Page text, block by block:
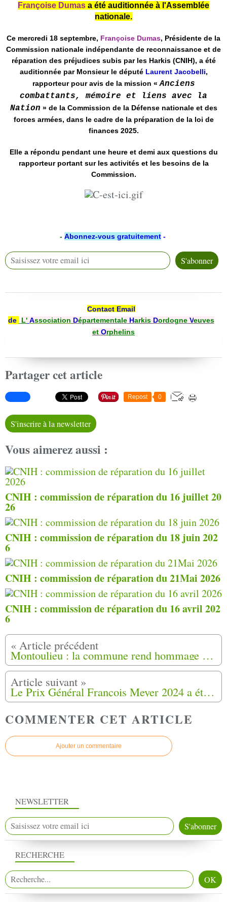
Françoise Dumas a été auditionnée à l'Assemblée
nationale.
Ce mercredi 18 septembre, Françoise Dumas, Présidente de la
Commission nationale indépendante de reconnaissance et de
réparation des préjudices subis par les Harkis (CNIH), a été
auditionnée par Monsieur le député Laurent Jacobelli,
rapporteur pour avis de la mission «Anciens
combattants, mémoire et liens avec la
Nation » de la Commission de la Défense nationale et des
forces armées, dans le cadre de la préparation de la loi de
finances 2025.
Elle a répondu pendant une heure et demi aux questions du
rapporteur portant sur les activités et les besoins de la
Commission.
- Abonnez-vous gratuitement -
Contact Email
de
L' Association DépartementaleHarkis DordogneVeuves
et Orphelins
Partager cet article
Repost 0
S'inscrire à la newsletter
Vous aimerez aussi :
CNIH : commission de réparation du 16 juillet 20
26
CNIH : commission de réparation du 18 juin 202
6
CNIH : commission de réparation du 21Mai 2026
CNIH : commission de réparation du 16 avril 202
6
Montoulieu : la commune rend hommage aux 26 familles de Harkis arrivées en 1965 à Ginabat
Le Prix Général François Meyer 2024 a été attribué à deux lauréats.
COMMENTER CET ARTICLE
Ajouter un commentaire
NEWSLETTER
RECHERCHE